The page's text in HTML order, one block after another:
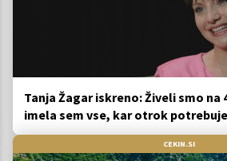
Tanja Žagar iskreno: Živeli smo na
imela sem vse, kar otrok potrebuje
CEKIN.SI